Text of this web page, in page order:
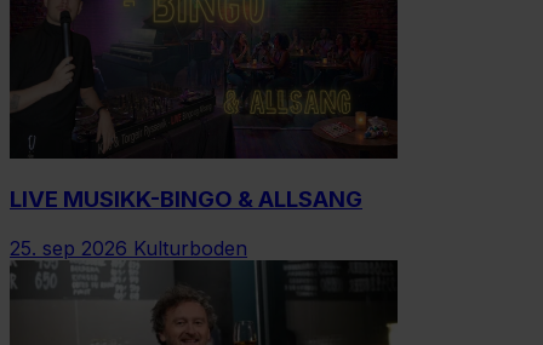
LIVE MUSIKK-BINGO & ALLSANG
25. sep 2026 Kulturboden